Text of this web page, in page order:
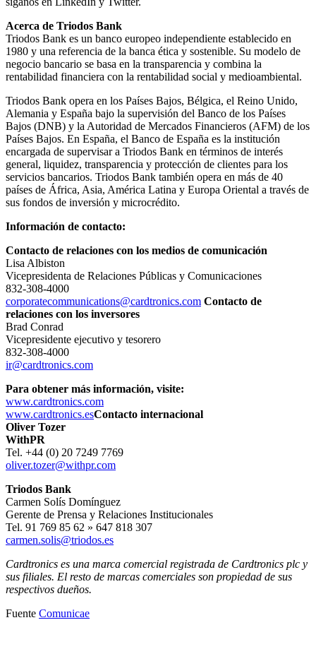
Acerca de Triodos Bank
Triodos Bank es un banco europeo independiente establecido en
1980 y una referencia de la banca ética y sostenible. Su modelo de
negocio bancario se basa en la transparencia y combina la
rentabilidad financiera con la rentabilidad social y medioambiental.
Triodos Bank opera en los Países Bajos, Bélgica, el Reino Unido,
Alemania y España bajo la supervisión del Banco de los Países
Bajos (DNB) y la Autoridad de Mercados Financieros (AFM) de los
Países Bajos. En España, el Banco de España es la institución
encargada de supervisar a Triodos Bank en términos de interés
general, liquidez, transparencia y protección de clientes para los
servicios bancarios. Triodos Bank también opera en más de 40
países de África, Asia, América Latina y Europa Oriental a través de
sus fondos de inversión y microcrédito.
Información de contacto:
Contacto de relaciones con los medios de comunicación
Lisa Albiston
Vicepresidenta de Relaciones Públicas y Comunicaciones
832-308-4000
corporatecommunications@cardtronics.com Contacto de
relaciones con los inversores
Brad Conrad
Vicepresidente ejecutivo y tesorero
832-308-4000
ir@cardtronics.com
Para obtener más información, visite:
www.cardtronics.com
www.cardtronics.esContacto internacional
Oliver Tozer
WithPR
Tel. +44 (0) 20 7249 7769
oliver.tozer@withpr.com
Triodos Bank
Carmen Solís Domínguez
Gerente de Prensa y Relaciones Institucionales
Tel. 91 769 85 62 » 647 818 307
carmen.solis@triodos.es
Cardtronics es una marca comercial registrada de Cardtronics plc y
sus filiales. El resto de marcas comerciales son propiedad de sus
respectivos dueños.
Fuente Comunicae